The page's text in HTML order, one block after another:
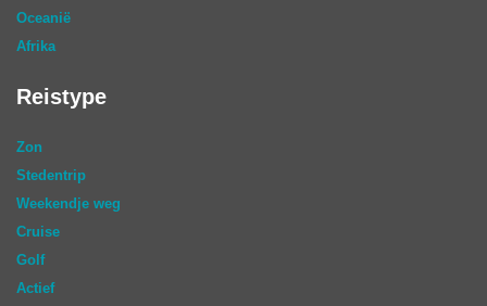
Oceanië
Afrika
Reistype
Zon
Stedentrip
Weekendje weg
Cruise
Golf
Actief